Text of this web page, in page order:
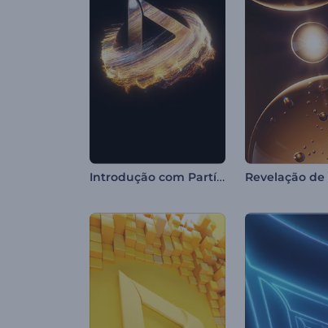
Introdução com Partículas Brilhantes Giratórias